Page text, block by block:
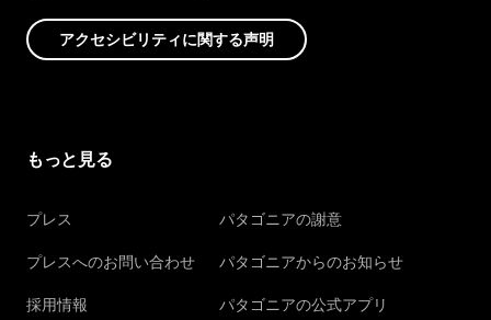
アクセシビリティに関する声明
もっと見る
プレス
プレスへのお問い合わせ
採用情報
パタゴニアの謝意
パタゴニアからのお知らせ
パタゴニアの公式アプリ